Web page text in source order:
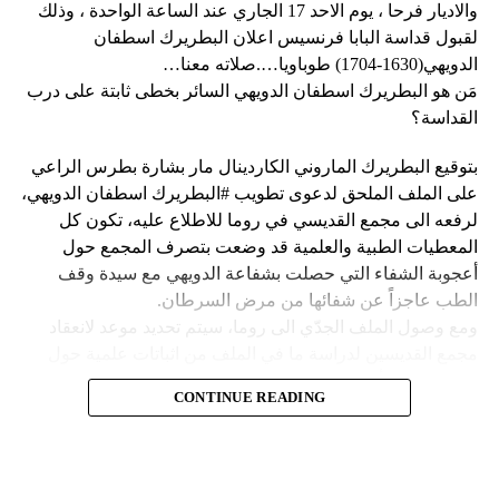
نداء الوطن
وحاولت مجموعة من أفراد العصابات المدججين بالسلاح، يوم
الإثنين، السيطرة على مطار توسان لوفرتور الدولي، الأكبر في
البلاد، وتبادلوا إطلاق النار مع الشرطة والجنود، مما أدى إلى
إلغاء جميع الرحلات الداخلية والدولية.
ألف شخص من منازلهم منذ عطلة نهاية الأسبوع بسبب أعمال
العنف.
وقال رجل من هايتي يدعى نيكولا لوكالة رويترز للأنباء: “أجبرتنا
العصابات المسلحة على ترك منازلنا. دمروا بيوتنا ونحن الآن في
ومنذ أن غادر نيكولا منزله، يعيش الآن في مخيم، ويقول إنه يشعر
كما لو كان مثل حيوان.
والاديار فرحا ، يوم الاحد 17 الجاري عند الساعة الواحدة ، وذلك
لقبول قداسة البابا فرنسيس اعلان البطريرك اسطفان
الدويهي(1630-1704) طوباويا….صلاته معنا…
مَن هو البطريرك اسطفان الدويهي السائر بخطى ثابتة على درب
القداسة؟
بتوقيع البطريرك الماروني الكاردينال مار بشارة بطرس الراعي
على الملف الملحق لدعوى تطويب #البطريرك اسطفان الدويهي،
لرفعه الى مجمع القديسي في روما للاطلاع عليه، تكون كل
المعطيات الطبية والعلمية قد وضعت بتصرف المجمع حول
أعجوبة الشفاء التي حصلت بشفاعة الدويهي مع سيدة وقف
الطب عاجزاً عن شفائها من مرض السرطان.
ومع وصول الملف الجدّي الى روما، سيتم تحديد موعد لانعقاد
الشفاء، على أن يتّخذ القرار بطوباوية البطريرك الدويهي من البابا
فرنسيس في حال سارت كلّ الأمور بالاتجاه الصحيح.
CONTINUE READING